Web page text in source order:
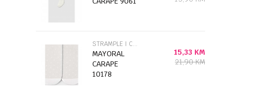
STRAMPLE I CARAPE
MAYORAL
CARAPE
10178
15,33 KM
21,90KM